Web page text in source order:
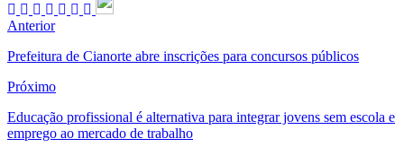
Anterior
Prefeitura de Cianorte abre inscrições para concursos públicos
Próximo
Educação profissional é alternativa para integrar jovens sem escola e
emprego ao mercado de trabalho